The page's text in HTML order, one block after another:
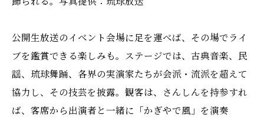
公開生放送のイベント会場に足を運べば、その場でライ
ブを鑑賞できる楽しみも。ステージでは、古典音楽、民
謡、琉球舞踊、各界の実演家たちが会派・流派を超えて
協力し、その技芸を披露。観客は、さんしんを持参すれ
ば、客席から出演者と一緒に「かぎやで風」を演奏